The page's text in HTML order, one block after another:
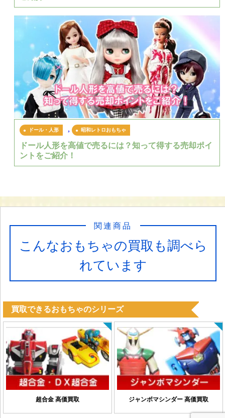
ドール・人形 , 昭和レトロおもちゃ
ドール人形を高値で売るには？知って得する売却ポイ
ントをご紹介！
こんなおもちゃの買取も調べら
れています
関連商品
買取できるおもちゃのシリーズ
超合金 高価買取 ジャンボマシンダー 高価買取